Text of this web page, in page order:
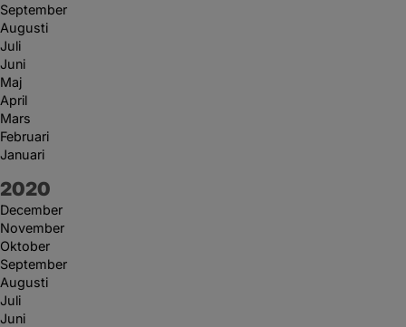
September
Augusti
Juli
Juni
Maj
April
Mars
Februari
Januari
År:
2020
December
November
Oktober
September
Augusti
Juli
Juni